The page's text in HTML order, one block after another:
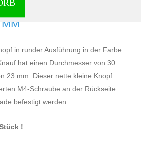
ZAMAK SCHWARZ
in runder Ausführung in der Farbe
hat einen Durchmesser von 30
23 mm. Dieser nette kleine Knopf
M4-Schraube an der Rückseite
befestigt werden.
!